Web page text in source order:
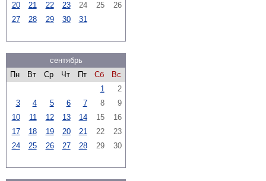
20
21 22 23 24 25
26
27
28 29 30 31
сентябрь
Пн
Вт Ср Чт Пт Сб
Вс
1
2
3
4 5 6 7 8
9
10
11 12 13 14 15
16
17
18 19 20 21 22
23
24
25 26 27 28 29 30